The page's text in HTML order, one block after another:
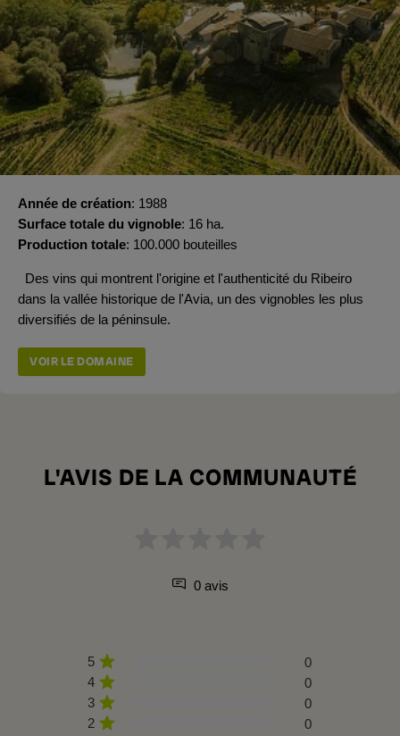
Année de création 1988
Surface totale du vignoble 16 ha.
Production totale 100.000 bouteilles
Des vins qui montrent l'origine et l'authenticité du Ribeiro
dans la vallée historique de l'Avia, un des vignobles les plus
diversifiés de la péninsule.
VOIR LE DOMAINE
L'AVIS DE LA COMMUNAUTÉ
0 avis
5
0
4
0
3
0
2
0